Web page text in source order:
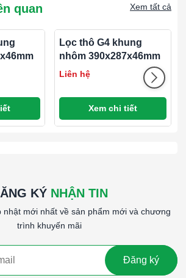
8 according to ASHARE 52.2
resistant beverage board
No
: 40 Pa
Resistance: 250 Pa
93°C
quan Xem tất cả
Lọc thô G4 khung
nhôm 390x287x46mm
Liên hệ
Xem chi tiết
KÝ NHẬN TIN
nhật mới nhất về sản phẩm mới và chương
trình khuyến mãi
Đăng ký